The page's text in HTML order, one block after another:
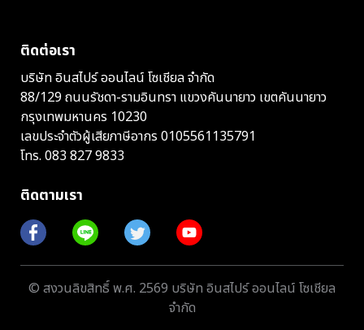
ติดต่อเรา
บริษัท อินสไปร์ ออนไลน์ โซเชียล จำกัด
88/129 ถนนรัชดา-รามอินทรา แขวงคันนายาว เขตคันนายาว
กรุงเทพมหานคร 10230
เลขประจำตัวผู้เสียภาษีอากร 0105561135791
โทร. 083 827 9833
ติดตามเรา
© สงวนลิขสิทธิ์ พ.ศ. 2569 บริษัท อินสไปร์ ออนไลน์ โซเชียล
จำกัด